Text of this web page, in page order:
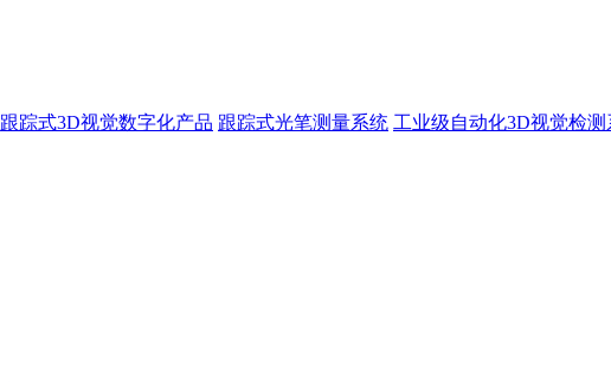
跟踪式3D视觉数字化产品 跟踪式光笔测量系统 工业级自动化3D视觉检测